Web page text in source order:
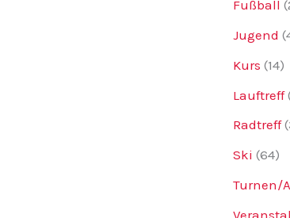
Fußball
Jugend
Kurs (14)
Lauftreff
Radtreff
Ski (64)
Turnen/